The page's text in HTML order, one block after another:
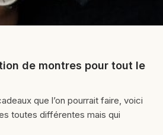
de montres pour tout le
que l’on pourrait faire, voici
toutes différentes mais qui